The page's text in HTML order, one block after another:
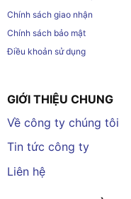
Chính sách giao nhận
Chính sách bảo mật
Điều khoản sử dụng
GIỚI THIỆU CHUNG
Về công ty chúng tôi
Tin tức công ty
Liên hệ